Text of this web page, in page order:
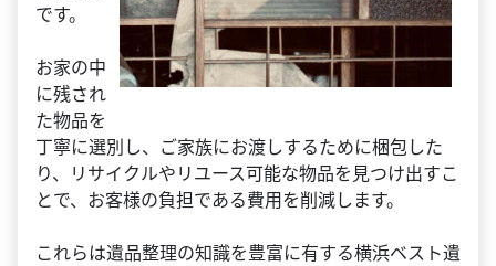
です。
お家の中
に残され
た物品を
丁寧に選別し、ご家族にお渡しするために梱包した
り、リサイクルやリユース可能な物品を見つけ出すこ
とで、お客様の負担である費用を削減します。
これらは遺品整理の知識を豊富に有する横浜ベスト遺